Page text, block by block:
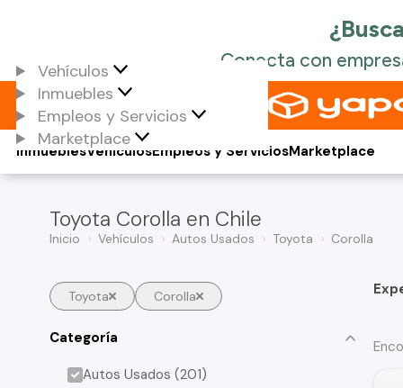
Vehículos
Inmuebles
Empleos y Servicios
Marketplace
Vehículos
Inmuebles Empleos y ServiciosMarketplace
Toyota Corolla en Chile
Inicio Vehículos Autos Usados Toyota Corolla
Toyota Corolla
Categoría
Autos Usados (201)